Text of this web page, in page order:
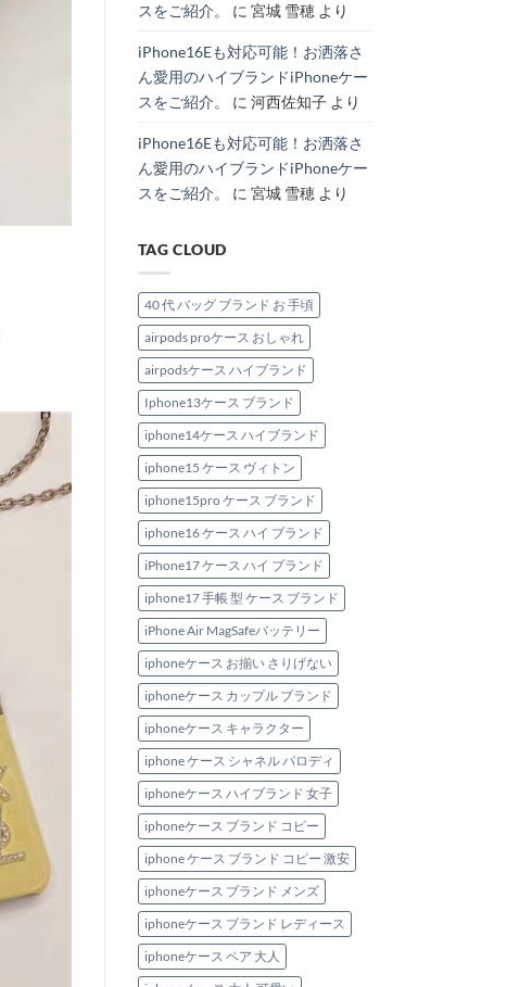
デ
介。
の
ン
ケ
ス。
の
スをご紹介。
に 宮城 雪穂より
iPhone16Eも対応可能！お洒落さ
ん愛用のハイブランドiPhoneケー
スをご紹介。
に 河西佐知子より
iPhone16Eも対応可能！お洒落さ
ん愛用のハイブランドiPhoneケー
スをご紹介。
に 宮城 雪穂より
TAG CLOUD
40 代 バッグ ブランド お 手頃
airpods proケース おしゃれ
airpodsケース ハイブランド
Iphone13ケース ブランド
iphone14ケース ハイブランド
iphone15 ケース ヴィトン
iphone15pro ケース ブランド
iphone16 ケース ハイ ブランド
iPhone17 ケース ハイ ブランド
iphone17 手帳 型 ケース ブランド
iPhone Air MagSafeバッテリー
iphoneケース お揃い さりげない
iphoneケース カップル ブランド
iphoneケース キャラクター
iphone ケース シャネル パロディ
iphoneケース ハイブランド 女子
iphoneケース ブランド コピー
iphone ケース ブランド コピー 激安
iphoneケース ブランド メンズ
iphoneケース ブランド レディース
iphoneケース ペア 大人